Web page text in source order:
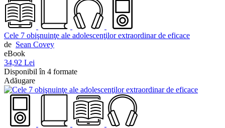
Cele 7 obişnuinţe ale adolescenţilor extraordinar de eficace
de Sean Covey
eBook
34,92 Lei
Disponibil în 4 formate
Adăugare